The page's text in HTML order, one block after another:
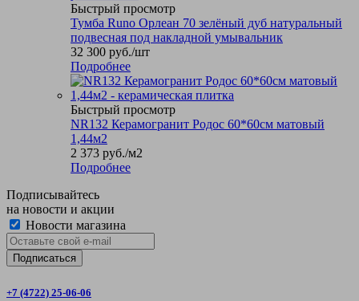
Быстрый просмотр
Тумба Runo Орлеан 70 зелёный дуб натуральный
подвесная под накладной умывальник
32 300 руб./шт
Подробнее
Быстрый просмотр
NR132 Керамогранит Родос 60*60см матовый
1,44м2
2 373 руб./м2
Подробнее
Подписывайтесь
на новости и акции
Новости магазина
+7 (4722) 25-06-06